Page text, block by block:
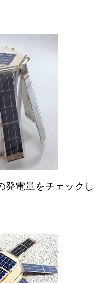
発電量をチェックし